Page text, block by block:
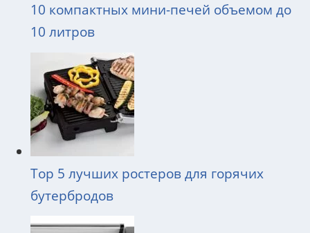
10 компактных мини-печей объемом до
10 литров
Top 5 лучших ростеров для горячих
бутербродов